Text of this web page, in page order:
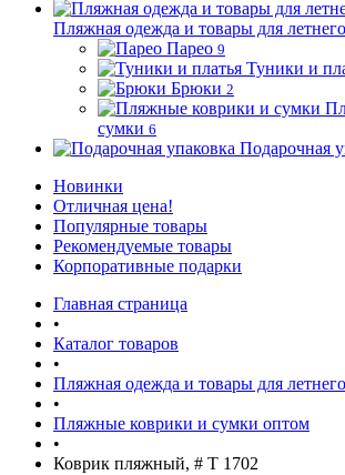
Пляжная одежда и товары для
Парео 9
Туники и
Брюки 2
сумки 6
Подарочная
Новинки
Отличная цена!
Популярные товары
Рекомендуемые товары
Корпоративные подарки
Главная страница
•
Каталог товаров
•
Пляжная одежда и товары для
•
Пляжные коврики и сумки оптом
•
Коврик пляжный, # T 1702